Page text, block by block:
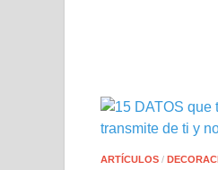
ARTÍCULOS /